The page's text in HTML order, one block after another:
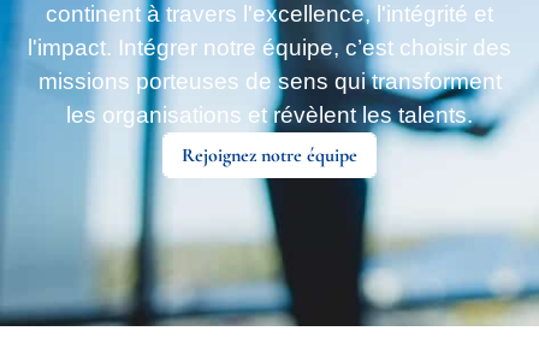
continent à travers l'excellence, l'intégrité et
l'impact. Intégrer notre équipe, c’est choisir des
missions porteuses de sens qui transforment
les organisations et révèlent les talents.
Rejoignez notre équipe